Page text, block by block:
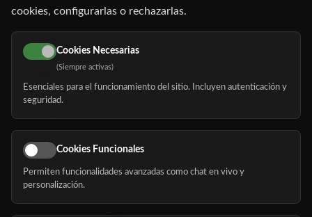
91 345 06 26
616 113 103
hola@mundomayor.com
Buscador de residencias
Eventos
Nosotros
cookies, configurarlas o rechazarlas.
Cookies Necesarias
(Siempre activas)
Esenciales para el funcionamiento del sitio. Incluyen autenticación y
seguridad.
Cookies Funcionales
Permiten funcionalidades avanzadas como chat en vivo y
personalización.